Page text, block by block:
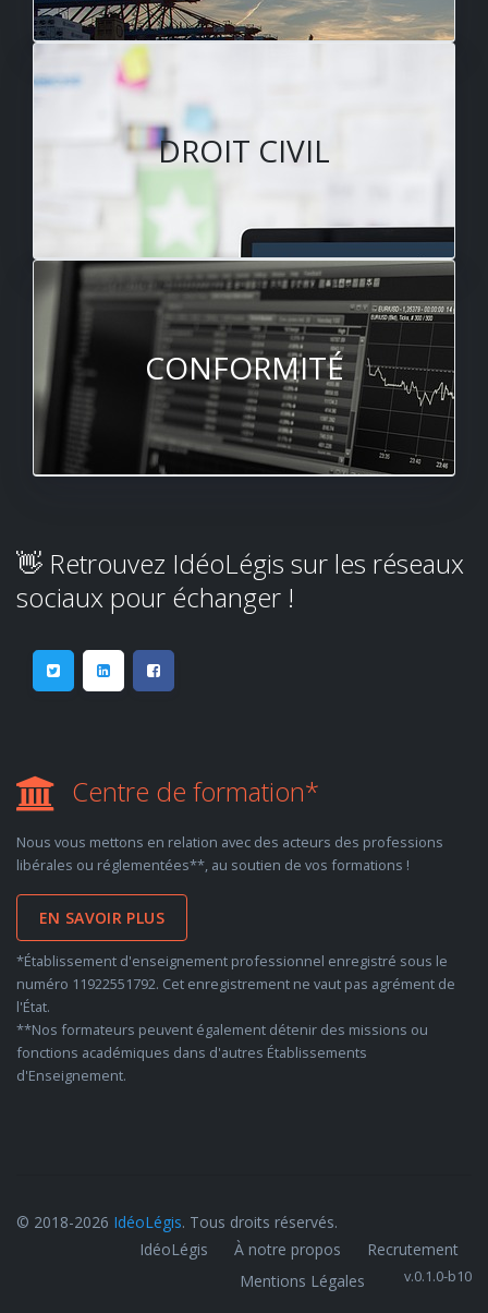
DROIT CIVIL
CONFORMITÉ
👋 Retrouvez IdéoLégis sur les réseaux
sociaux pour échanger !
Centre de formation*
Nous vous mettons en relation avec des acteurs des professions
libérales ou réglementées**, au soutien de vos formations !
EN SAVOIR PLUS
*Établissement d'enseignement professionnel enregistré sous le
numéro 11922551792. Cet enregistrement ne vaut pas agrément de
l'État.
**Nos formateurs peuvent également détenir des missions ou
fonctions académiques dans d'autres Établissements
d'Enseignement.
© 2018-2026 IdéoLégis. Tous droits réservés.
IdéoLégis
À notre propos
Recrutement
Mentions Légales
v.0.1.0-b10